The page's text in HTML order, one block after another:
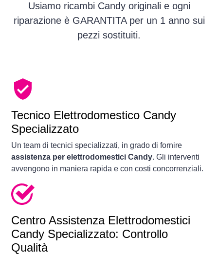
Usiamo ricambi Candy originali e ogni
riparazione è GARANTITA per un 1 anno sui
pezzi sostituiti.
Tecnico Elettrodomestico Candy
Specializzato
Un team di tecnici specializzati, in grado di fornire
assistenza per elettrodomestici Candy. Gli interventi
avvengono in maniera rapida e con costi concorrenziali.
Centro Assistenza Elettrodomestici
Candy Specializzato: Controllo
Qualità